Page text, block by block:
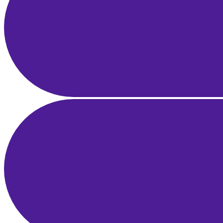
Influencer Pazarlama Rehberi: Markalar için Strateji, Keşif ve ROI
28 Mar 2025
İşletme Fikrini Doğrulama Rehberi: Pazar Araştırması, MVP ve
25 Mar 202522 dk okuma
Yerel SEO Rehberi: Google Haritalar ve Google İşletme Profili ile
21 Mar 2025